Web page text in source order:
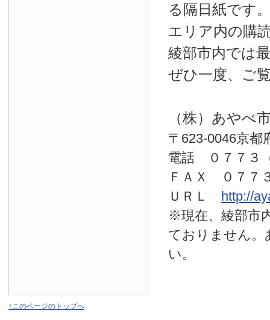
る隔日紙です
エリア内の購
綾部市内では
ぜひ一度、ご
（株）あやべ
〒623-0046京都
電話 ０７７
ＦＡＸ ０７７
ＵＲＬ http://
※現在、綾部市
ておりません。
い。
↑このページのトップへ